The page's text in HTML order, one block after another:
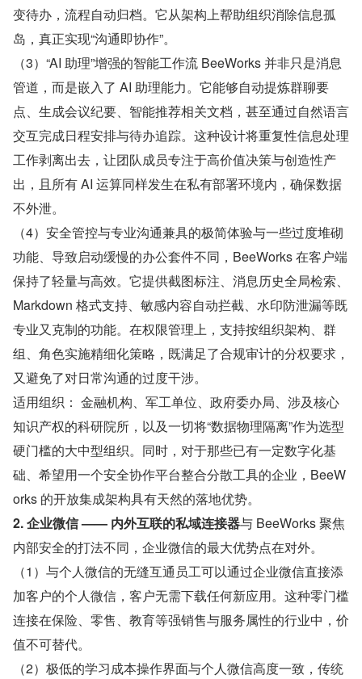
变待办，流程自动归档。它从架构上帮助组织消除信息孤
岛，真正实现“沟通即协作”。
（3）“AI 助理”增强的智能工作流 BeeWorks 并非只是消息
管道，而是嵌入了 AI 助理能力。它能够自动提炼群聊要
点、生成会议纪要、智能推荐相关文档，甚至通过自然语言
交互完成日程安排与待办追踪。这种设计将重复性信息处理
工作剥离出去，让团队成员专注于高价值决策与创造性产
出，且所有 AI 运算同样发生在私有部署环境内，确保数据
不外泄。
（4）安全管控与专业沟通兼具的极简体验与一些过度堆砌
功能、导致启动缓慢的办公套件不同，BeeWorks 在客户端
保持了轻量与高效。它提供截图标注、消息历史全局检索、
Markdown 格式支持、敏感内容自动拦截、水印防泄漏等既
专业又克制的功能。在权限管理上，支持按组织架构、群
组、角色实施精细化策略，既满足了合规审计的分权要求，
又避免了对日常沟通的过度干涉。
适用组织： 金融机构、军工单位、政府委办局、涉及核心
知识产权的科研院所，以及一切将“数据物理隔离”作为选型
硬门槛的大中型组织。同时，对于那些已有一定数字化基
础、希望用一个安全协作平台整合分散工具的企业，BeeW
orks 的开放集成架构具有天然的落地优势。
2. 企业微信 —— 内外互联的私域连接器与 BeeWorks 聚焦
内部安全的打法不同，企业微信的最大优势点在对外。
（1）与个人微信的无缝互通员工可以通过企业微信直接添
加客户的个人微信，客户无需下载任何新应用。这种零门槛
连接在保险、零售、教育等强销售与服务属性的行业中，价
值不可替代。
（2）极低的学习成本操作界面与个人微信高度一致，传统